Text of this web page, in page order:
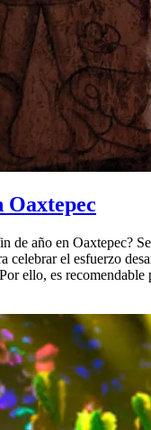
Oaxtepec
de año en Oaxtepec?
celebrar el esfuerzo
ello, es recomendable